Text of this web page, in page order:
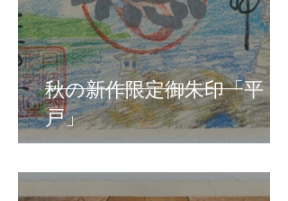
秋の新作限定御朱印「平
戸」